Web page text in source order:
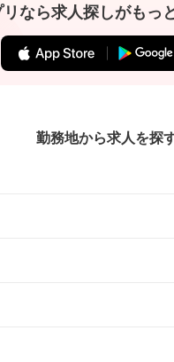
リなら求人探しがもっ
勤務地から求人を探